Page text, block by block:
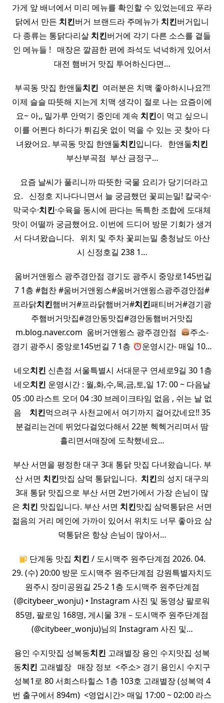
가게 앞 배너에서 미리 메뉴를 확인할 수 있었는데요 푸라
닭에서 만든 치킨버거 브랜드라 주메뉴가치킨버거입니
다 종류는 통닭다리살치킨버거에 각기 다른 소스를 곁들
인 메뉴들 ! ​ ​ 매장은 깔끔한 편에 좌석도 넉넉하게 있어서
대전 햄버거 맛집 투어하신다면…
부곡동 맛집 한앤둘치킨 ​ 여러분은 치맥 좋아하시나요?!!
이제 슬슬 따뜻해 지는게 치맥 생각이 절로 나는 요즘이에
요~ 아,, 밀가루 안먹기 중인데 계속 치킨이 먹고 싶으니
이를 어쩐다 하다가 튀김옷 없이 먹을 수 있는 곳 찾아 다
녀왔어요. 부곡동 맛집 한앤둘치킨입니다. ​ ​ 한앤둘치킨
부산부곡점 ​ 부산 금정구…
​ ​ 요즘 날씨가 풀리니까 따뜻한 국물 요리가 당기더라고
요. ​ ​ 신정호 지나다니면서 늘 궁금했던 꽃피는밀! 칼국수·
막국수·치킨·수육을 동시에 판다는 독특한 조합에 도대체
맛이 어떨까 궁금했어요. 이번에 드디어 방문 기회가 생겨
서 다녀왔습니다. ​ ​ 위치 및 주차 꽃피는밀 충청남도 아산
시 신정호길 238 1…
​ 움버거앤윙스 광주경안점 경기도 광주시 중앙로145번길
7 1층 #협찬 #움버거앤윙스#움버거앤윙스광주경안점#
프라닭치킨햄버거#프라닭햄버거#치킨패티버거#경기광
주햄버거맛집#경안동맛집#경안동햄버거맛집
m.blog.naver.com ​ 움버거앤윙스 광주경안점 ​
주소-
경기 광주시 중앙로145번길 7 1층
운영시간- 매일 10…
​ 네오치킨 신촌점 서울특별시 서대문구 연세로9길 30 1층
네오치킨 운영시간 : 월,화,수,목,금,토,일 17: 00 ~ 다음날
05 :00 라스트 오더 04 :30 브레이크타임 없음 , 쉬는 날 없
음 ​ ​ ​ 치킨먹으려구 사천교에서 여기까지 걸어갔네요!! 35
분걸리는건데 뛰었다걸었다해서 22분 헥헥거리며서 땀
흘리면서매장에 도착했네요…
부산 서면을 평정한 대구 3대 통닭 맛집 다녀왔습니다. 부
산 서면 치킨맛집 삼덕 통닭입니다. ​ 치킨의 성지 대구의
3대 통닭 맛집으로 부산 서면 2번가에서 가장 손님이 많
은 치킨 맛집입니다. 부산 서면 치킨맛집 삼덕통닭은 서면
젊음의 거리 메인에 가까이 있어서 위치도 너무 좋아요 삼
덕통닭은 항상 손님이 많아서…
단계동 맛집치킨 / 도시맥주 원주단계점 2026. 04.
29. (수) 20:00 방문 도시맥주 원주단계점 강원특별자치도
원주시 장미공원길 25-2 1층 도시맥주 원주단계점
(@citybeer_wonju) • Instagram 사진 및 동영상 팔로워
85명, 팔로잉 168명, 게시물 3개 – 도시맥주 원주단계점
(@citybeer_wonju)님의 Instagram 사진 및…
용인 수지맛집 성복동치킨 고래별장 용인 수지맛집 성복
동치킨 고래별장 ​ ​ 매장 정보 ​ <주소> 경기 용인시 수지구
성복1로 80 서희스타힐스 1층 103호 고래별장 (성복역 4
번 출구에서 894m) ​ <영업시간> 매일 17:00 ~ 02:00 라스